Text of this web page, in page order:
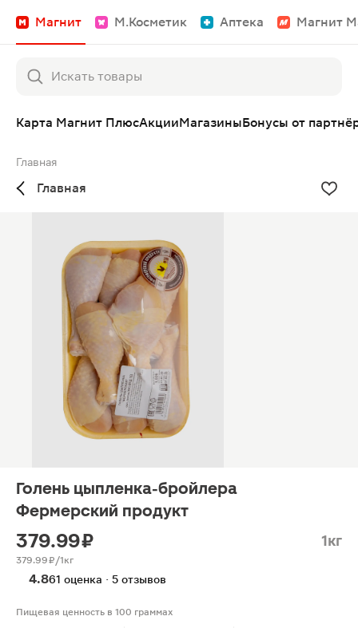
Магнит М.Косметик Аптека Магнит
Карта Магнит ПлюсАкцииМагазиныБонусы от
Главная
Главная
Голень цыпленка-бройлера
Фермерский продукт
379.99 ₽ 1кг
379.99 ₽/1кг
4.861 оценка · 5 отзывов
Пищевая ценность в 100 граммах